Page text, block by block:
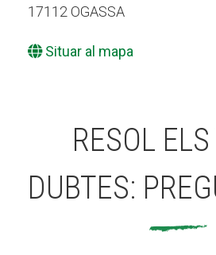
17112 OGASSA
Situar al mapa
RESOL
DUBTES: